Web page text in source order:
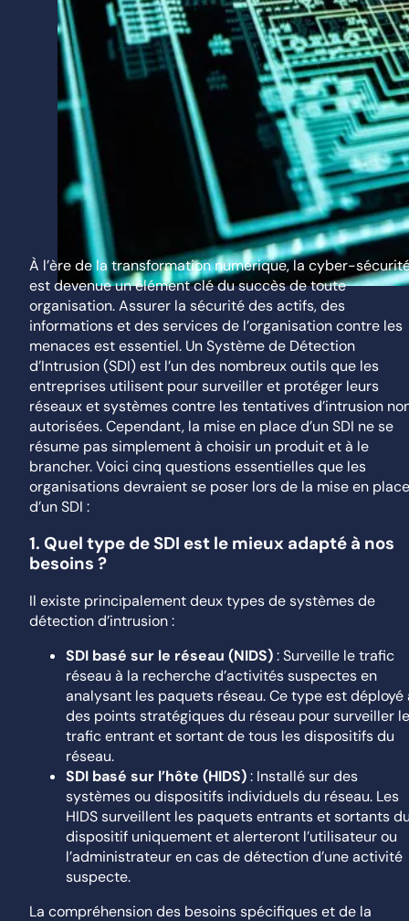
À l’ère de la transformation numérique, la cyber-
est devenue un élément clé du succès de toute
organisation. Assurer la sécurité des actifs, des
informations et des services de l’organisation contre les
menaces est essentiel. Un Système de Détection
d’Intrusion (SDI) est l’un des nombreux outils que les
entreprises utilisent pour surveiller et protéger leurs
réseaux et systèmes contre les tentatives d’intrusion
autorisées. Cependant, la mise en place d’un SDI ne se
résume pas simplement à choisir un produit et à le
brancher. Voici cinq questions essentielles que les
organisations devraient se poser lors de la mise en
d’un SDI :
1.Quel type de SDI est le mieux adapté à nos
besoins ?
Il existe principalement deux types de systèmes de
détection d’intrusion :
SDI basé sur le réseau (NIDS): Surveille le trafic
réseau à la recherche d’activités suspectes en
analysant les paquets réseau. Ce type est déployé
des points stratégiques du réseau pour surveiller
trafic entrant et sortant de tous les dispositifs du
réseau.
SDI basé sur l’hôte (HIDS): Installé sur des
systèmes ou dispositifs individuels du réseau. Les
HIDS surveillent les paquets entrants et sortants
dispositif uniquement et alerteront l’utilisateur ou
l’administrateur en cas de détection d’une activité
suspecte.
La compréhension des besoins spécifiques et de la